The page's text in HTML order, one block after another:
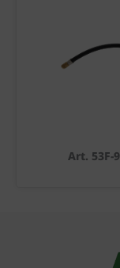
Art. 53F-9